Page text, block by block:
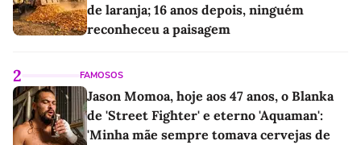
de laranja; 16 anos depois, ninguém
reconheceu a paisagem
2 FAMOSOS
Jason Momoa, hoje aos 47 anos, o Blanka
de 'Street Fighter' e eterno 'Aquaman':
'Minha mãe sempre tomava cervejas de